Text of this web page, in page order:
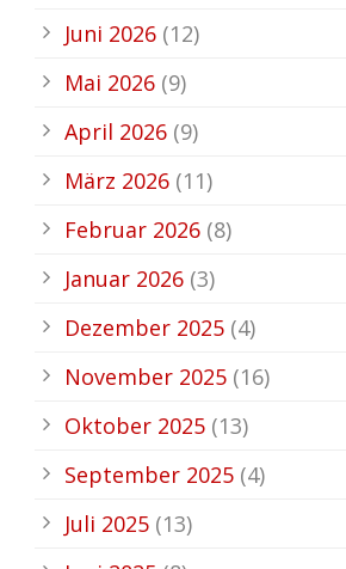
Juni 2026 (12)
Mai 2026 (9)
April 2026 (9)
März 2026 (11)
Februar 2026 (8)
Januar 2026 (3)
Dezember 2025 (4)
November 2025 (16)
Oktober 2025 (13)
September 2025 (4)
Juli 2025 (13)